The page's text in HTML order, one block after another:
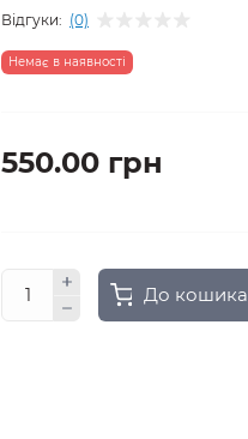
Відгуки: (0)
Немає в наявності
550.00 грн
До кошика